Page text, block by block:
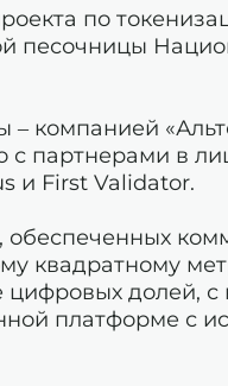
по
песочницы
– компанией
партнерами в
и First Validator.
обеспеченных
квадратному
долей, с
платформе с